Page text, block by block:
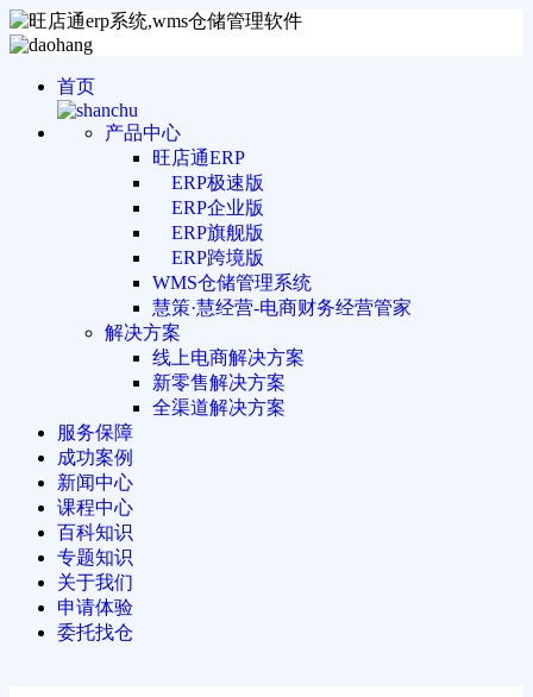
首页
产品中心
旺店通ERP
ERP极速版
ERP企业版
ERP旗舰版
ERP跨境版
WMS仓储管理系统
慧策·慧经营-电商财务经营管家
解决方案
线上电商解决方案
新零售解决方案
全渠道解决方案
服务保障
成功案例
新闻中心
课程中心
百科知识
专题知识
关于我们
申请体验
委托找仓